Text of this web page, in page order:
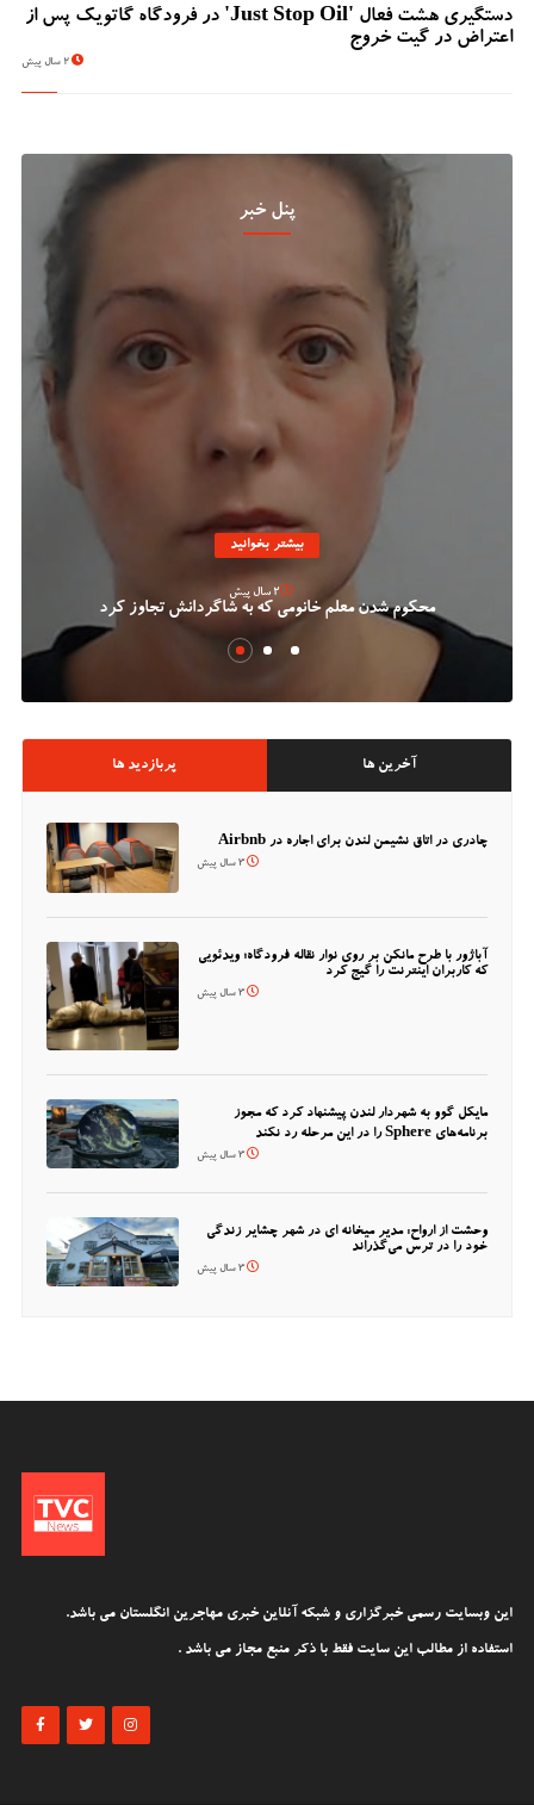
دستگیری هشت فعال 'Just Stop Oil' در فرودگاه گاتویک پس از
اعتراض در گیت خروج
2 سال پیش
پنل خبر
بیشتر بخوانید
محکوم شدن معلم خانومی که به شاگردانش تجاوز کرد
2 سال پیش
پربازدید ها آخرین ها
چادری در اتاق نشیمن لندن برای اجاره در Airbnb
3 سال پیش
آباژور با طرح مانکن بر روی نوار نقاله فرودگاه؛ ویدئویی
که کاربران اینترنت را گیج کرد
3 سال پیش
مایکل گوو به شهردار لندن پیشنهاد کرد که مجوز
برنامه‌های Sphere را در این مرحله رد نکند
3 سال پیش
وحشت از ارواح: مدیر میخانه ای در شهر چشایر زندگی
خود را در ترس می‌گذراند
3 سال پیش
این وبسایت رسمی خبرگزاری و شبکه آنلاین خبری مهاجرین انگلستان می باشد.
استفاده از مطالب این سایت فقط با ذکر منبع مجاز می باشد .